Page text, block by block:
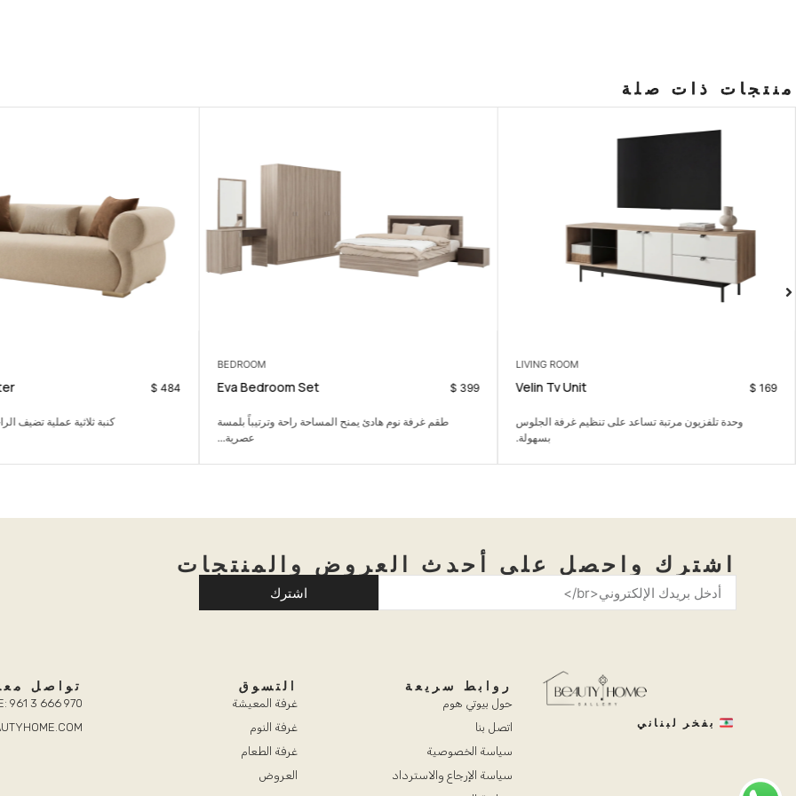
منتجات ذات صلة
LIVING ROOM
Velin Tv Unit 169
$
وحدة تلفزيون مرتبة تساعد على تنظيم غرفة الجلوس
بسهولة.
BEDROOM
Eva Bedroom Set 399
$
طقم غرفة نوم هادئ يمنح المساحة راحة وترتيباً بلمسة
عصرية...
484
$
كنبة ثلاثية عملية تضيف
اشترك واحصل على أحدث العروض والمنتجات
اشترك
بفخر لبناني
روابط سريعة
حول بيوتي هوم
اتصل بنا
سياسة الخصوصية
سياسة الإرجاع والاسترداد
التسوق
غرفة المعيشة
غرفة النوم
غرفة الطعام
العروض
تواصل
961 3 666 970